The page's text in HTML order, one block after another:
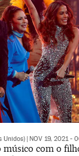
Unidos) NOV 19, 2021 -
músico com o